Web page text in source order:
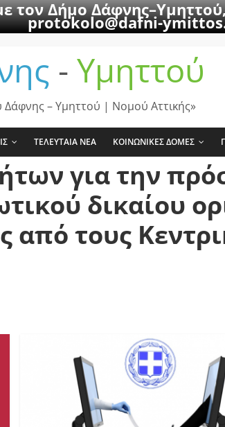
τον Δήμο
protokolo@dafni-
- Υμηττού
Δάφνης – Υμηττού | Νομού Αττικής»
ΤΕΛΕΥΤΑΙΑ ΝΕΑ ΚΟΙΝΩΝΙΚΕΣ ΔΟΜΕΣ
για την
δικαίου
τους